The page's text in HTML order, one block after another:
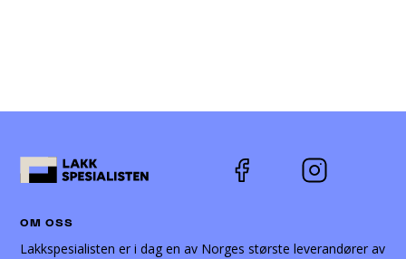
OM OSS
Lakkspesialisten er i dag en av Norges største leverandører av